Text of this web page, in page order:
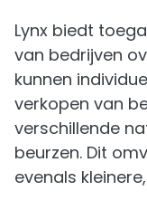
Lynx biedt
van bedrijven
kunnen
verkopen van
verschillende
beurzen. Dit
evenals